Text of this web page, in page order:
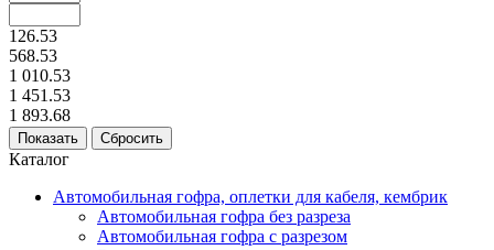
126.53
568.53
1 010.53
1 451.53
1 893.68
Каталог
Автомобильная гофра, оплетки для кабеля, кембрик
Автомобильная гофра без разреза
Автомобильная гофра с разрезом